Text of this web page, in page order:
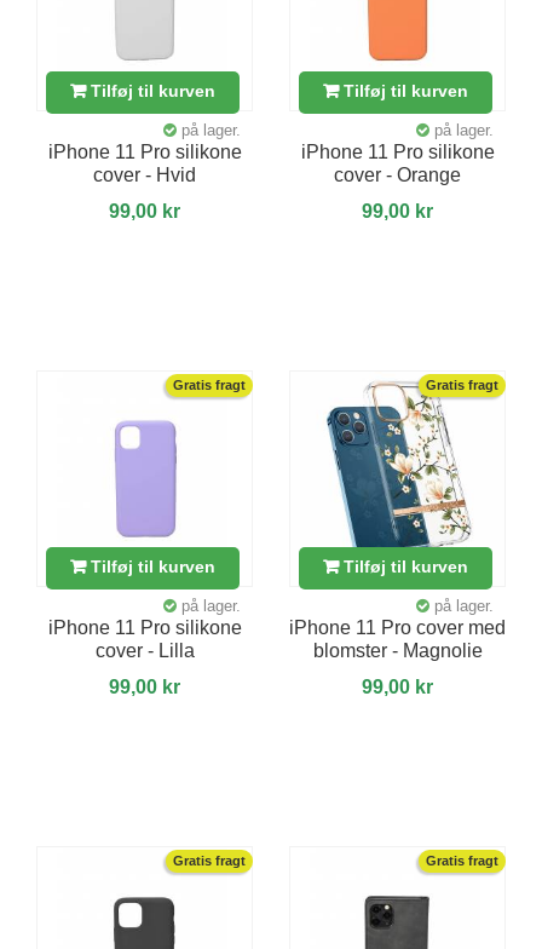
Tilføj til kurven
på lager.
iPhone 11 Pro silikone
cover - Hvid
99,00 kr
Tilføj til kurven
på lager.
iPhone 11 Pro silikone
cover - Orange
99,00 kr
Gratis fragt
Tilføj til kurven
på lager.
iPhone 11 Pro silikone
cover - Lilla
99,00 kr
Gratis fragt
Tilføj til kurven
på lager.
iPhone 11 Pro cover med
blomster - Magnolie
99,00 kr
Gratis fragt Gratis fragt